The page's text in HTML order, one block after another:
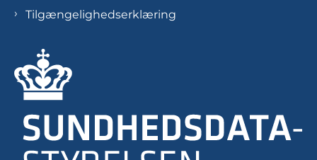
Tilgængelighedserklæring